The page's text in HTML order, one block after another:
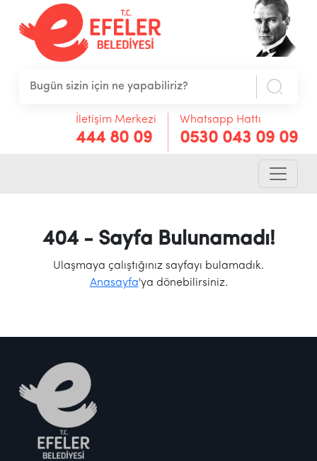
İletişim Merkezi
444 80 09
Whatsapp Hattı
0530 043 09 09
404 - Sayfa Bulunamadı!
Ulaşmaya çalıştığınız sayfayı bulamadık.
Anasayfa'ya dönebilirsiniz.